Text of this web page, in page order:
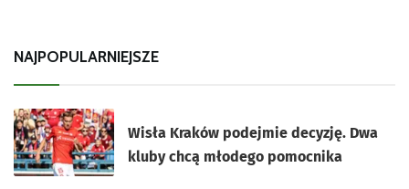
NAJPOPULARNIEJSZE
Wisła Kraków podejmie decyzję. Dwa
kluby chcą młodego pomocnika